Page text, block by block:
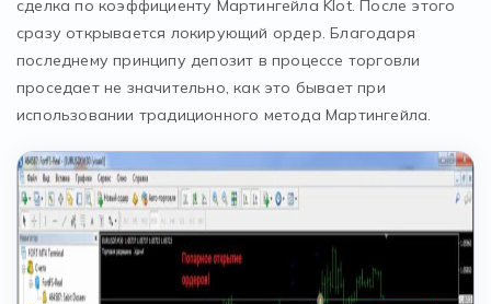
сделка по коэффициенту Мартингейла Klot. После этого
сразу открывается локирующий ордер. Благодаря
последнему принципу депозит в процессе торговли
проседает не значительно, как это бывает при
использовании традиционного метода Мартингейла.